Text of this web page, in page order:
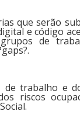
que serão
e código
de
trabalho e
riscos